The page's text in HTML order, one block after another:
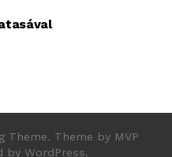
Theme. Theme by MVP
by WordPress.